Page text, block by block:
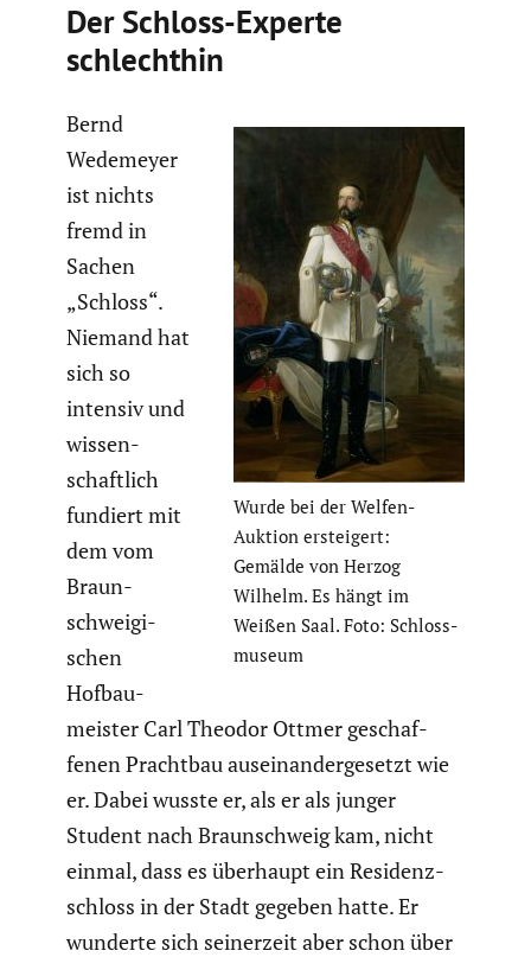
Der Schloss-Experte
schlechthin
Wurde bei der Welfen-
Auktion erstei­gert:
Gemälde von Herzog
Wilhelm. Es hängt im
Weißen Saal. Foto: Schloss­
mu­seum
Bernd
Wedemeyer
ist nichts
fremd in
Sachen
„Schloss“.
Niemand hat
sich so
intensiv und
wissen­
schaft­lich
fundiert mit
dem vom
Braun­
schwei­gi­
schen
Hofbau­
meister Carl Theodor Ottmer geschaf­
fenen Prachtbau ausein­an­der­ge­setzt wie
er. Dabei wusste er, als er als junger
Student nach Braun­schweig kam, nicht
einmal, dass es überhaupt ein Residenz­
schloss in der Stadt gegeben hatte. Er
wunderte sich seiner­zeit aber schon über